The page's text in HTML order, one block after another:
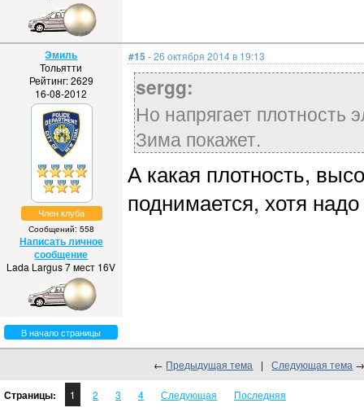
Эмиль
Тольятти
Рейтинг: 2629
16-08-2012
Член клуба
Сообщений: 558
Написать личное
сообщение
Lada Largus 7 мест 16V
#15 - 26 октября 2014 в 19:13
sergg:
Но напрягает плотность
Зима покажет.
А какая плотность,
поднимается, хотя
В начало страницы
← Предыдущая тема | Следующая тема
Страницы: 1 2 3 4 Следующая Последняя